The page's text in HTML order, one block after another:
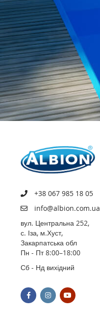
+38 067 985 18 05
info@albion.com.ua
вул. Центральна 252,
с. Іза, м.Хуст,
Закарпатська обл
Пн - Пт 8:00–18:00
Сб - Нд вихідний